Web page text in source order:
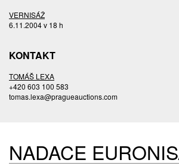
VERNISÁŽ
6.11.2004 v 18 h
KONTAKT
TOMÁŠ LEXA
+420 603 100 583
tomas.lexa@pragueauctions.com
NADACE